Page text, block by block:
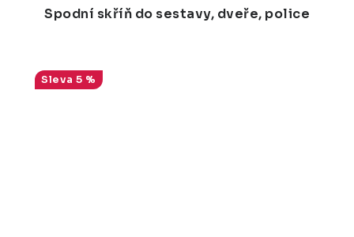
Spodní skříň do sestavy, dveře, police
5 %